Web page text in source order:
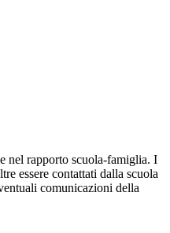
nel rapporto scuola-famiglia. I
essere contattati dalla scuola
comunicazioni della